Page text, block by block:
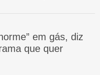
em gás, diz
que quer